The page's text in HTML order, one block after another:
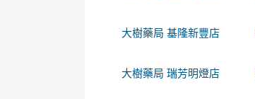
大樹藥局 基隆新豐店
大樹藥局 瑞芳明燈店